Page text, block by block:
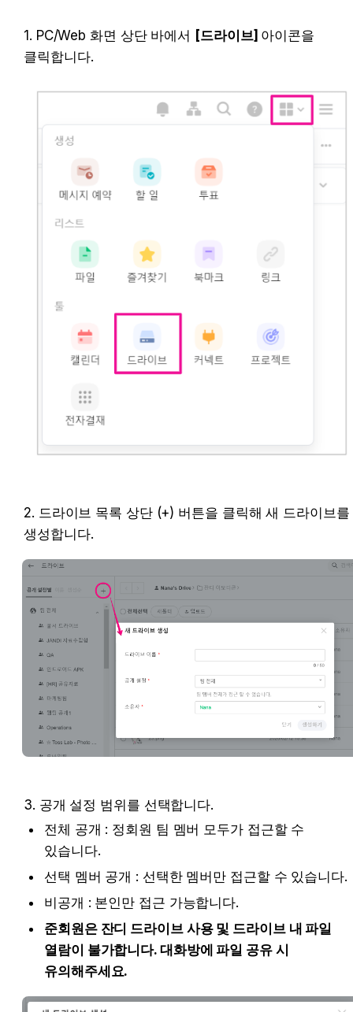
1. PC/Web 화면 상단 바에서 [드라이브] 아이콘을
클릭합니다.
2. 드라이브 목록 상단 (+) 버튼을 클릭해 새 드라이브를
생성합니다.
3. 공개 설정 범위를 선택합니다.
전체 공개 : 정회원 팀 멤버 모두가 접근할 수
있습니다.
선택 멤버 공개 : 선택한 멤버만 접근할 수 있습니다.
비공개 : 본인만 접근 가능합니다.
준회원은 잔디 드라이브 사용 및 드라이브 내 파일
열람이 불가합니다. 대화방에 파일 공유 시
유의해주세요.